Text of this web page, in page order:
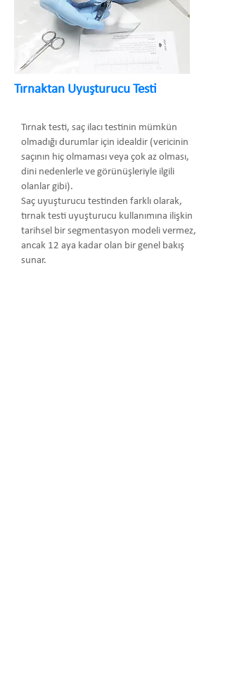
Tırnaktan Uyuşturucu Testi
Tırnak testi, saç ilacı testinin mümkün
olmadığı durumlar için idealdir (vericinin
saçının hiç olmaması veya çok az olması,
dini nedenlerle ve görünüşleriyle ilgili
olanlar gibi).
Saç uyuşturucu testinden farklı olarak,
tırnak testi uyuşturucu kullanımına ilişkin
tarihsel bir segmentasyon modeli vermez,
ancak 12 aya kadar olan bir genel bakış
sunar.